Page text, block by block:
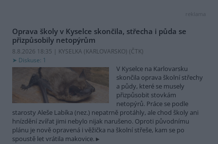
reklama
Oprava školy v Kyselce skončila, střecha i půda se
přizpůsobily netopýrům
8.8.2026 18:35 | KYSELKA (KARLOVARSKO) (ČTK)
Diskuse: 1
V Kyselce na Karlovarsku
skončila oprava školní střechy
a půdy, které se musely
přizpůsobit stovkám
netopýrů. Práce se podle
starosty Aleše Labíka (nez.) nepatrně protáhly, ale chod školy ani
hnízdění zvířat jimi nebylo nijak narušeno. Oproti původnímu
plánu je nově opravená i věžička na školní střeše, kam se po
spoustě let vrátila makovice.